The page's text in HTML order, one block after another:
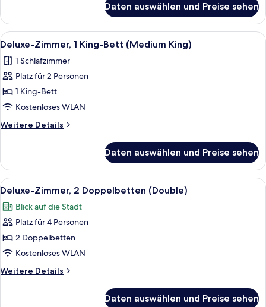
Queen)
anzeigen
Zimmer,
Queen-
(Medium
Queen)
Daten auswählen und Preise sehen
Alle
Fotos
für
Deluxe-
Zimmer,
1 King-
Bett
(Medium
anzeigen
Ein Schlafzimmer mit einem Bett,
6
Deluxe-Zimmer, 1 King-Bett (Medium King)
1 Schlafzimmer
Platz für 2 Personen
1 King-Bett
Kostenloses WLAN
Weitere Details
Weitere
Zimmer,
1 King-
Bett
King)
Daten auswählen und Preise sehen
Alle
Fotos
für
Deluxe-
Zimmer,
2 Doppelbetten
(Double)
anzeigen
Ein Hotelzimmer mit zwei Betten,
7
Deluxe-Zimmer, 2 Doppelbetten (Double)
Blick auf die Stadt
Platz für 4 Personen
2 Doppelbetten
Kostenloses WLAN
Weitere Details
Weitere
Daten auswählen und Preise sehen